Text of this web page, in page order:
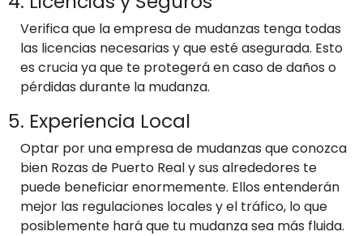
Verifica que la empresa de mudanzas tenga todas
las licencias necesarias y que esté asegurada. Esto
es crucia ya que te protegerá en caso de daños o
pérdidas durante la mudanza.
5. Experiencia Local
Optar por una empresa de mudanzas que conozca
bien Rozas de Puerto Real y sus alrededores te
puede beneficiar enormemente. Ellos entenderán
mejor las regulaciones locales y el tráfico, lo que
posiblemente hará que tu mudanza sea más fluida.